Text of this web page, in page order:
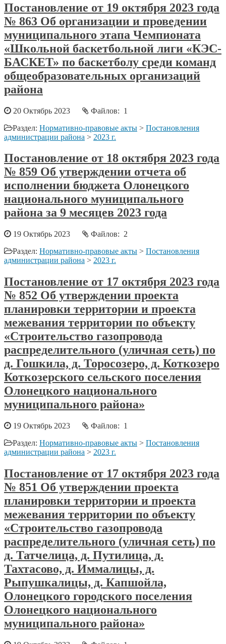
Постановление от 19 октября 2023 года
№ 863 Об организации и проведении
муниципального этапа Чемпионата
«Школьной баскетбольной лиги «КЭС-
БАСКЕТ» по баскетболу среди команд
общеобразовательных организаций
района
20 Октябрь 2023
Файлов: 1
Раздел: Нормативно-правовые акты > Постановления
администрации района > 2023 г.
Постановление от 18 октября 2023 года
№ 859 Об утверждении отчета об
исполнении бюджета Олонецкого
национального муниципального
района за 9 месяцев 2023 года
19 Октябрь 2023
Файлов: 2
Раздел: Нормативно-правовые акты > Постановления
администрации района > 2023 г.
Постановление от 17 октября 2023 года
№ 852 Об утверждении проекта
планировки территории и проекта
межевания территории по объекту
«Строительство газопровода
распределительного (уличная сеть) по
д. Гошкила, д. Торосозеро, д. Коткозеро
Коткозерского сельского поселения
Олонецкого национального
муниципального района»
19 Октябрь 2023
Файлов: 1
Раздел: Нормативно-правовые акты > Постановления
администрации района > 2023 г.
Постановление от 17 октября 2023 года
№ 851 Об утверждении проекта
планировки территории и проекта
межевания территории по объекту
«Строительство газопровода
распределительного (уличная сеть) по
д. Татчелица, д. Путилица, д.
Тахтасово, д. Иммалицы, д.
Рыпушкалицы, д. Капшойла,
Олонецкого городского поселения
Олонецкого национального
муниципального района»